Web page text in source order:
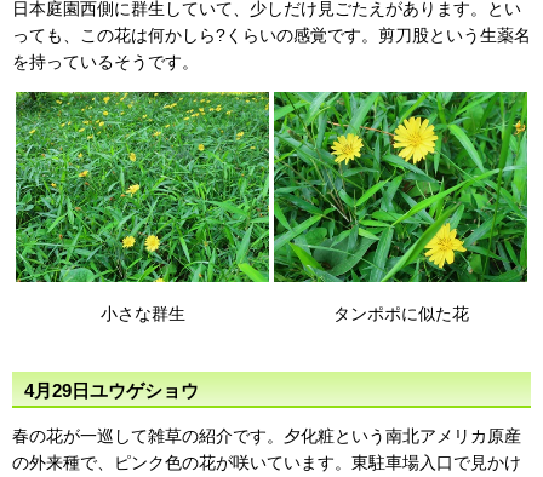
日本庭園西側に群生していて、少しだけ見ごたえがあります。とい
っても、この花は何かしら?くらいの感覚です。剪刀股という生薬名
を持っているそうです。
小さな群生 タンポポに似た花
4月29日ユウゲショウ
春の花が一巡して雑草の紹介です。夕化粧という南北アメリカ原産
の外来種で、ピンク色の花が咲いています。東駐車場入口で見かけ